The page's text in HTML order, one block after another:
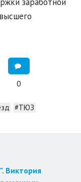
заработной
0
#ТЮЗ
Виктория